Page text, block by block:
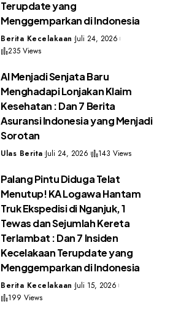
Terupdate yang
Menggemparkan di Indonesia
Berita Kecelakaan Juli 24, 2026
235 Views
AI Menjadi Senjata Baru
Menghadapi Lonjakan Klaim
Kesehatan : Dan 7 Berita
Asuransi Indonesia yang Menjadi
Sorotan
Ulas Berita Juli 24, 2026 143 Views
Palang Pintu Diduga Telat
Menutup! KA Logawa Hantam
Truk Ekspedisi di Nganjuk, 1
Tewas dan Sejumlah Kereta
Terlambat : Dan 7 Insiden
Kecelakaan Terupdate yang
Menggemparkan di Indonesia
Berita Kecelakaan Juli 15, 2026
199 Views